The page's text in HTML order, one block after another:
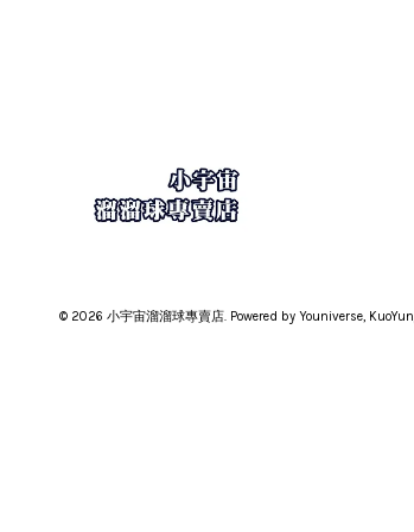
© 2026 小宇宙溜溜球專賣店. Powered by Youniverse,